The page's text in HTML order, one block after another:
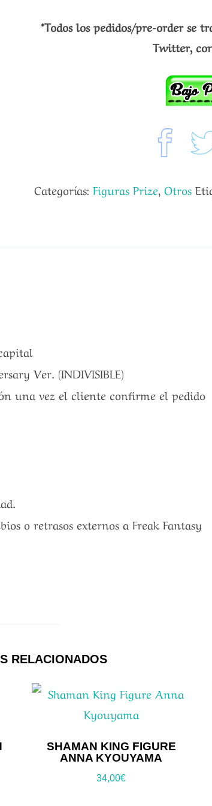
*Todos los pedidos/pre-order se
Twitter,
Categorías: Figuras Prize, Otros
Ver. (INDIVISIBLE)
una vez el cliente confirme el pedido
o retrasos externos a Freak Fantasy
RELACIONADOS
SHAMAN KING FIGURE
ANNA KYOUYAMA
34,00€